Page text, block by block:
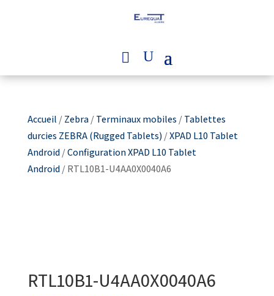
Accueil /Zebra/Terminaux mobiles /Tablettes
durcies ZEBRA (Rugged Tablets)/XPAD L10 Tablet
Android/Configuration XPAD L10 Tablet
Android/ RTL10B1-U4AA0X0040A6
RTL10B1-U4AA0X0040A6